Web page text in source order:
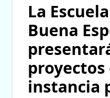
La
Buena
proyectos
instancia